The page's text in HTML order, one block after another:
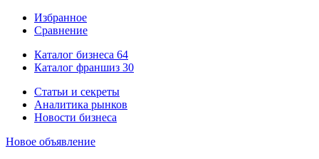
Избранное
Сравнение
Каталог бизнеса 64
Каталог франшиз 30
Статьи и секреты
Аналитика рынков
Новости бизнеса
Новое объявление